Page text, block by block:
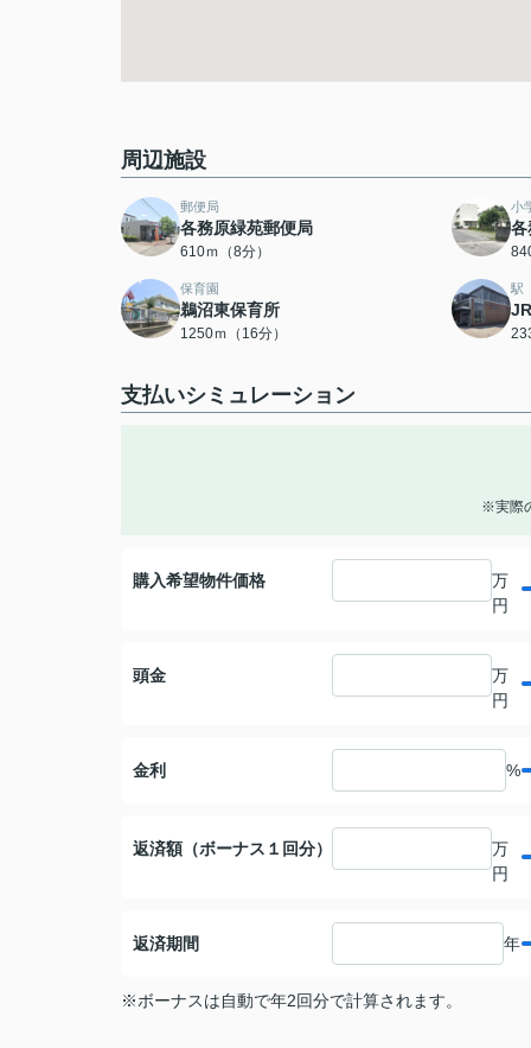
周辺施設
郵便局
各務原緑苑郵便局
610ｍ（8分）
小
各
保育園
鵜沼東保育所
1250ｍ（16分）
駅
支払いシミュレーション
※実際
購入希望物件価格
万
円
頭金
万
円
金利 %
返済額（ボーナス１回分）
万
円
返済期間 年
※ボーナスは自動で年2回分で計算されます。